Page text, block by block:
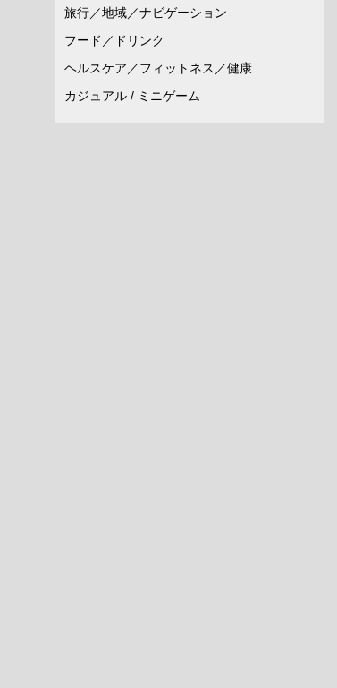
旅行／地域／ナビゲーション
フード／ドリンク
ヘルスケア／フィットネス／健康
カジュアル / ミニゲーム